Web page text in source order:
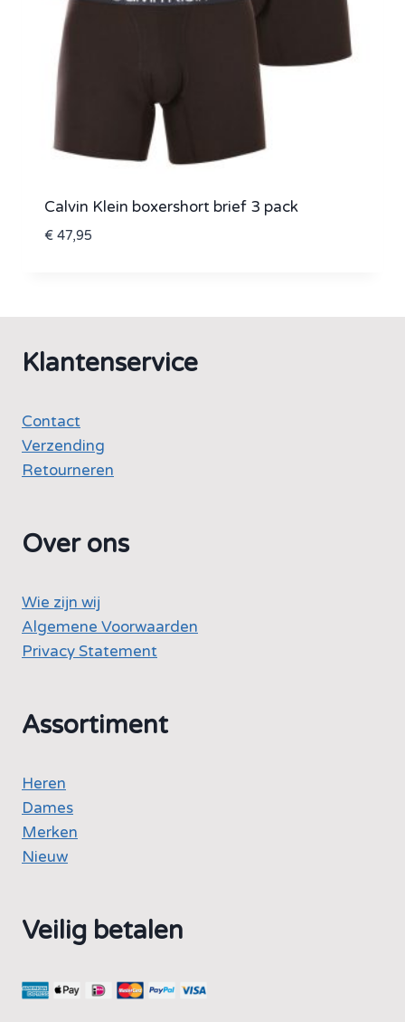
Calvin Klein boxershort brief 3 pack
€47,95
Klantenservice
Contact
Verzending
Retourneren
Over ons
Wie zijn wij
Algemene Voorwaarden
Privacy Statement
Assortiment
Heren
Dames
Merken
Nieuw
Veilig betalen